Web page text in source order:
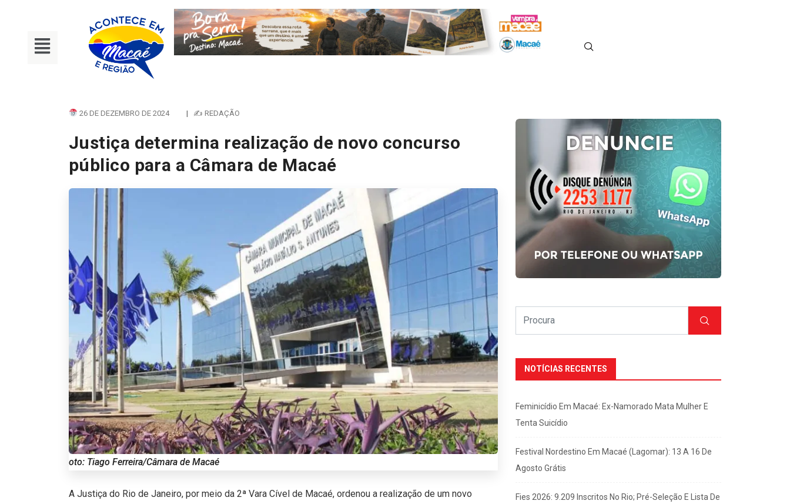
26 DE DEZEMBRO DE 2024 | ✍ REDAÇÃO
Justiça determina realização de novo concurso
público para a Câmara de Macaé
oto: Tiago Ferreira/Câmara de Macaé
A Justiça do Rio de Janeiro, por meio da 2ª Vara Cível de Macaé, ordenou a realização de um novo
NOTÍCIAS RECENTES
Feminicídio Em Macaé: Ex-Namorado Mata Mulher E
Tenta Suicídio
Festival Nordestino Em Macaé (Lagomar): 13 A 16 De
Agosto Grátis
Fies 2026: 9.209 Inscritos No Rio; Pré-Seleção E Lista De